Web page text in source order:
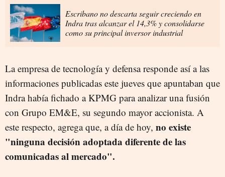
Escribano no descarta seguir creciendo en
Indra tras alcanzar el 14,3% y consolidarse
como su principal inversor industrial
La empresa de tecnología y defensa responde así a las
informaciones publicadas este jueves que apuntaban que
Indra había fichado a KPMG para analizar una fusión
con Grupo EM&E, su segundo mayor accionista. A
este respecto, agrega que, a día de hoy, no existe
"ninguna decisión adoptada diferente de las
comunicadas al mercado".